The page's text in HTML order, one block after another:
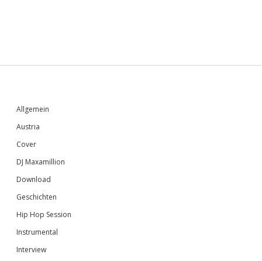
Sidebar
Allgemein
Austria
Cover
DJ Maxamillion
Download
Geschichten
Hip Hop Session
Instrumental
Interview